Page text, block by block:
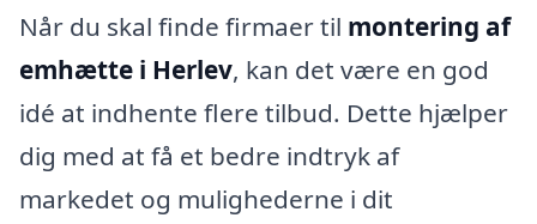
Når du skal finde firmaer til montering af
emhætte i Herlev, kan det være en god
idé at indhente flere tilbud. Dette hjælper
dig med at få et bedre indtryk af
markedet og mulighederne i dit